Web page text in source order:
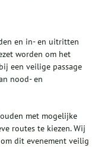
en in- en uitritten
worden om het
een veilige passage
nood- en
met mogelijke
routes te kiezen. Wij
dit evenement veilig